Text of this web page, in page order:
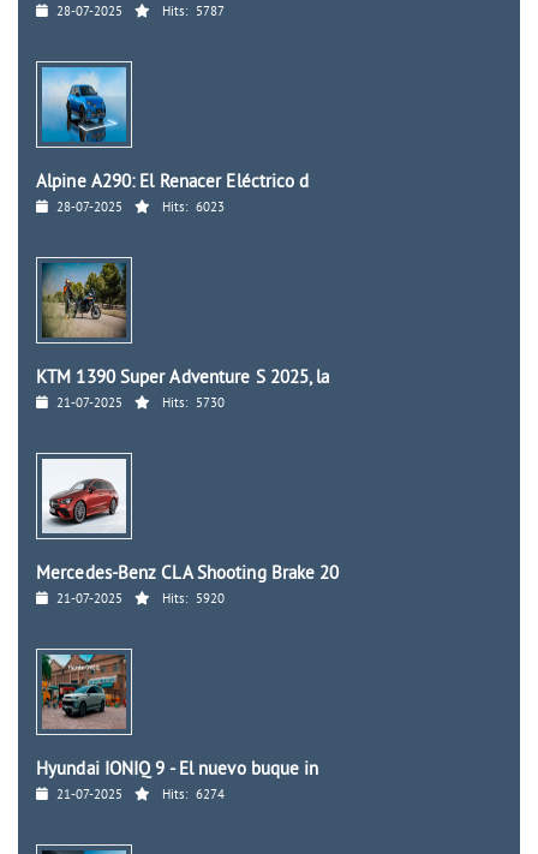
28-07-2025 Hits: 5787
Alpine A290: El Renacer Eléctrico d
28-07-2025 Hits: 6023
KTM 1390 Super Adventure S 2025, la
21-07-2025 Hits: 5730
Mercedes-Benz CLA Shooting Brake 20
21-07-2025 Hits: 5920
Hyundai IONIQ 9 - El nuevo buque in
21-07-2025 Hits: 6274